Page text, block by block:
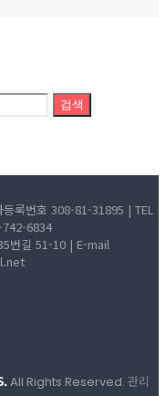
검색
록번호 308-81-31895 | TEL
6834
번길 51-10 | E-mail
All Rights Reserved. 관리